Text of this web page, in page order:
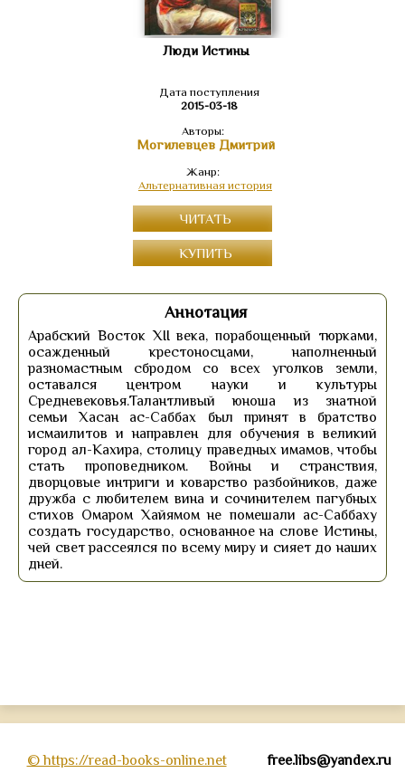
Люди Истины
Дата поступления
2015-03-18
Авторы:
Могилевцев Дмитрий
Жанр:
Альтернативная история
ЧИТАТЬ
КУПИТЬ
Аннотация
Арабский Восток XII века, порабощенный тюрками,
осажденный крестоносцами, наполненный
разномастным сбродом со всех уголков земли,
оставался центром науки и культуры
Средневековья.Талантливый юноша из знатной
семьи Хасан ас-Саббах был принят в братство
исмаилитов и направлен для обучения в великий
город ал-Кахира, столицу праведных имамов, чтобы
стать проповедником. Войны и странствия,
дворцовые интриги и коварство разбойников, даже
дружба с любителем вина и сочинителем пагубных
стихов Омаром Хайямом не помешали ас-Саббаху
создать государство, основанное на слове Истины,
чей свет рассеялся по всему миру и сияет до наших
дней.
© https://read-books-online.net free.libs@yandex.ru